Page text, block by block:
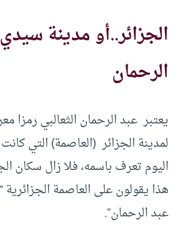
الجزائر..أو مدينة
الرحمان
يعتبر عبد الرحمان الثعالبي رمزا
لمدينة الجزائر (العاصمة) التي
اليوم تعرف باسمه، فلا زال سكان
هذا يقولون على العاصمة
عبد الرحمان”.